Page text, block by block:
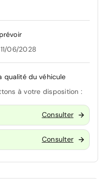
06/2028
qualité du véhicule
à votre disposition :
Consulter
Consulter